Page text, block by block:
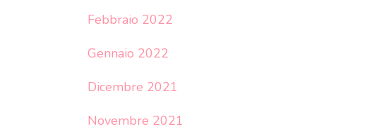
Febbraio 2022
Gennaio 2022
Dicembre 2021
Novembre 2021